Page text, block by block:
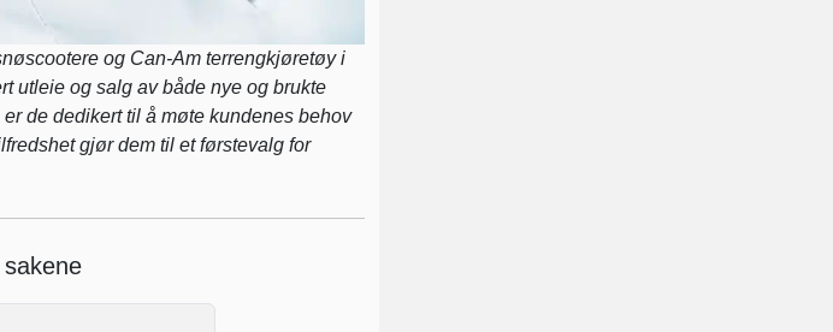
og Can-Am terrengkjøretøy i
utleie og salg av både nye og brukte
de dedikert til å møte kundenes behov
gjør dem til et førstevalg for